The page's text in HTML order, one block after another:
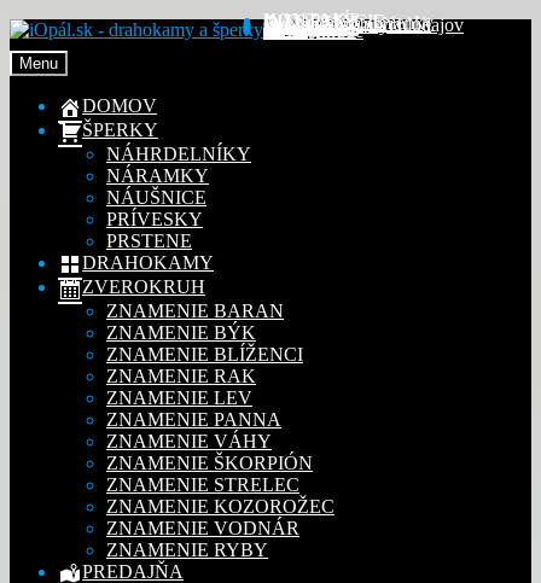
Preskočiť
na
navigáciu
Preskočiť
na
obsah
KONTAKT
INFORMÁCIE
Obchodné podmienky
Reklamačný poriadok
Ochrana osobných údajov
MÔJ ÚČET
Objednávky
Adresy
Detaily účtu
Na stiahnutie
Menu
DOMOV
ŠPERKY
NÁHRDELNÍKY
NÁRAMKY
NÁUŠNICE
PRÍVESKY
PRSTENE
DRAHOKAMY
ZVEROKRUH
ZNAMENIE BARAN
ZNAMENIE BÝK
ZNAMENIE BLÍŽENCI
ZNAMENIE RAK
ZNAMENIE LEV
ZNAMENIE PANNA
ZNAMENIE VÁHY
ZNAMENIE ŠKORPIÓN
ZNAMENIE STRELEC
ZNAMENIE KOZOROŽEC
ZNAMENIE VODNÁR
ZNAMENIE RYBY
PREDAJŇA